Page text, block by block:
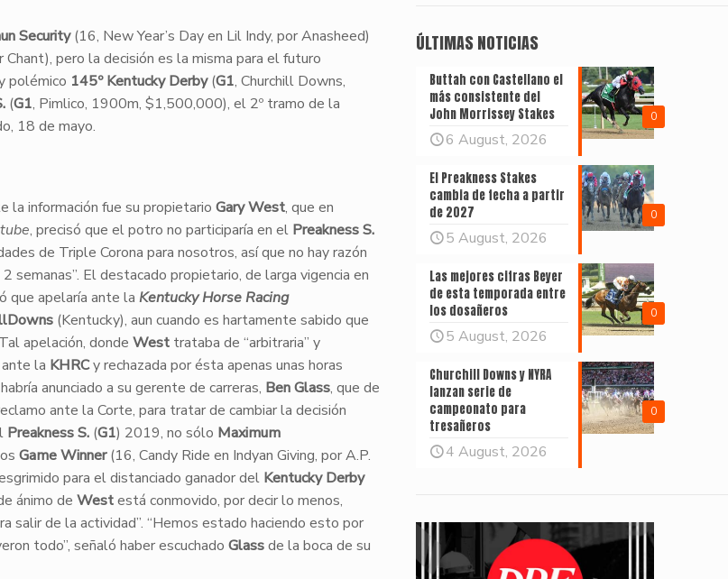
Security(16, New Year’s Day en Lil Indy, por Anasheed)
pero la decisión es la misma para el futuro
polémico 145º Kentucky Derby(G1, Churchill Downs,
(G1, Pimlico, 1900m, $1,500,000), el 2º tramo de la
18 de mayo.
la información fue su propietario Gary West, que en
, precisó que el potro no participaría en el Preakness S.
de Triple Corona para nosotros, así que no hay razón
semanas”. El destacado propietario, de larga vigencia en
que apelaría ante la Kentucky Horse Racing
(Kentucky), aun cuando es hartamente sabido que
apelación, donde West trataba de “arbitraria” y
la KHRCy rechazada por ésta apenas unas horas
anunciado a su gerente de carreras, Ben Glass, que de
ante la Corte, para tratar de cambiar la decisión
Preakness S.(G1) 2019, no sólo Maximum
Game Winner(16, Candy Ride en Indyan Giving, por A.P.
para el distanciado ganador del Kentucky Derby
ánimo de Westestá conmovido, por decir lo menos,
salir de la actividad”. “Hemos estado haciendo esto por
todo”, señaló haber escuchado Glassde la boca de su
ÚLTIMAS NOTICIAS
0
Buttah con Castellano el
más consistente del
John Morrissey Stakes
6 August, 2026
0
El Preakness Stakes
cambia de fecha a partir
de 2027
5 August, 2026
0
Las mejores cifras Beyer
de esta temporada entre
los dosañeros
5 August, 2026
0
Churchill Downs y NYRA
lanzan serie de
campeonato para
tresañeros
4 August, 2026